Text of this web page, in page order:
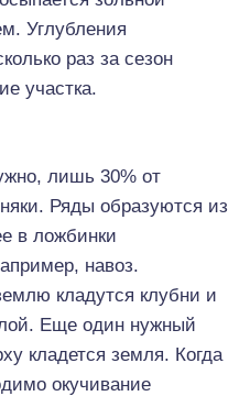
Углубления
раз за сезон
участка.
лишь 30% от
Ряды образуются из
в ложбинки
навоз.
кладутся клубни и
Еще один нужный
кладется земля. Когда
окучивание